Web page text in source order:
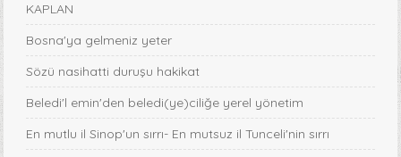
KAPLAN
Bosna'ya gelmeniz yeter
Sözü nasihatti duruşu hakikat
Beledi'l emin'den beledi(ye)ciliğe yerel yönetim
En mutlu il Sinop'un sırrı- En mutsuz il Tunceli'nin sırrı